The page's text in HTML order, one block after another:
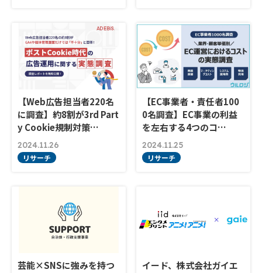
【Web広告担当者220名
に調査】約8割が3rd Part
y Cookie規制対策…
2024.11.26
リサーチ
【EC事業者・責任者100
0名調査】EC事業の利益
を左右する4つのコ…
2024.11.25
リサーチ
芸能×SNSに強みを持つ
イード、株式会社ガイエ